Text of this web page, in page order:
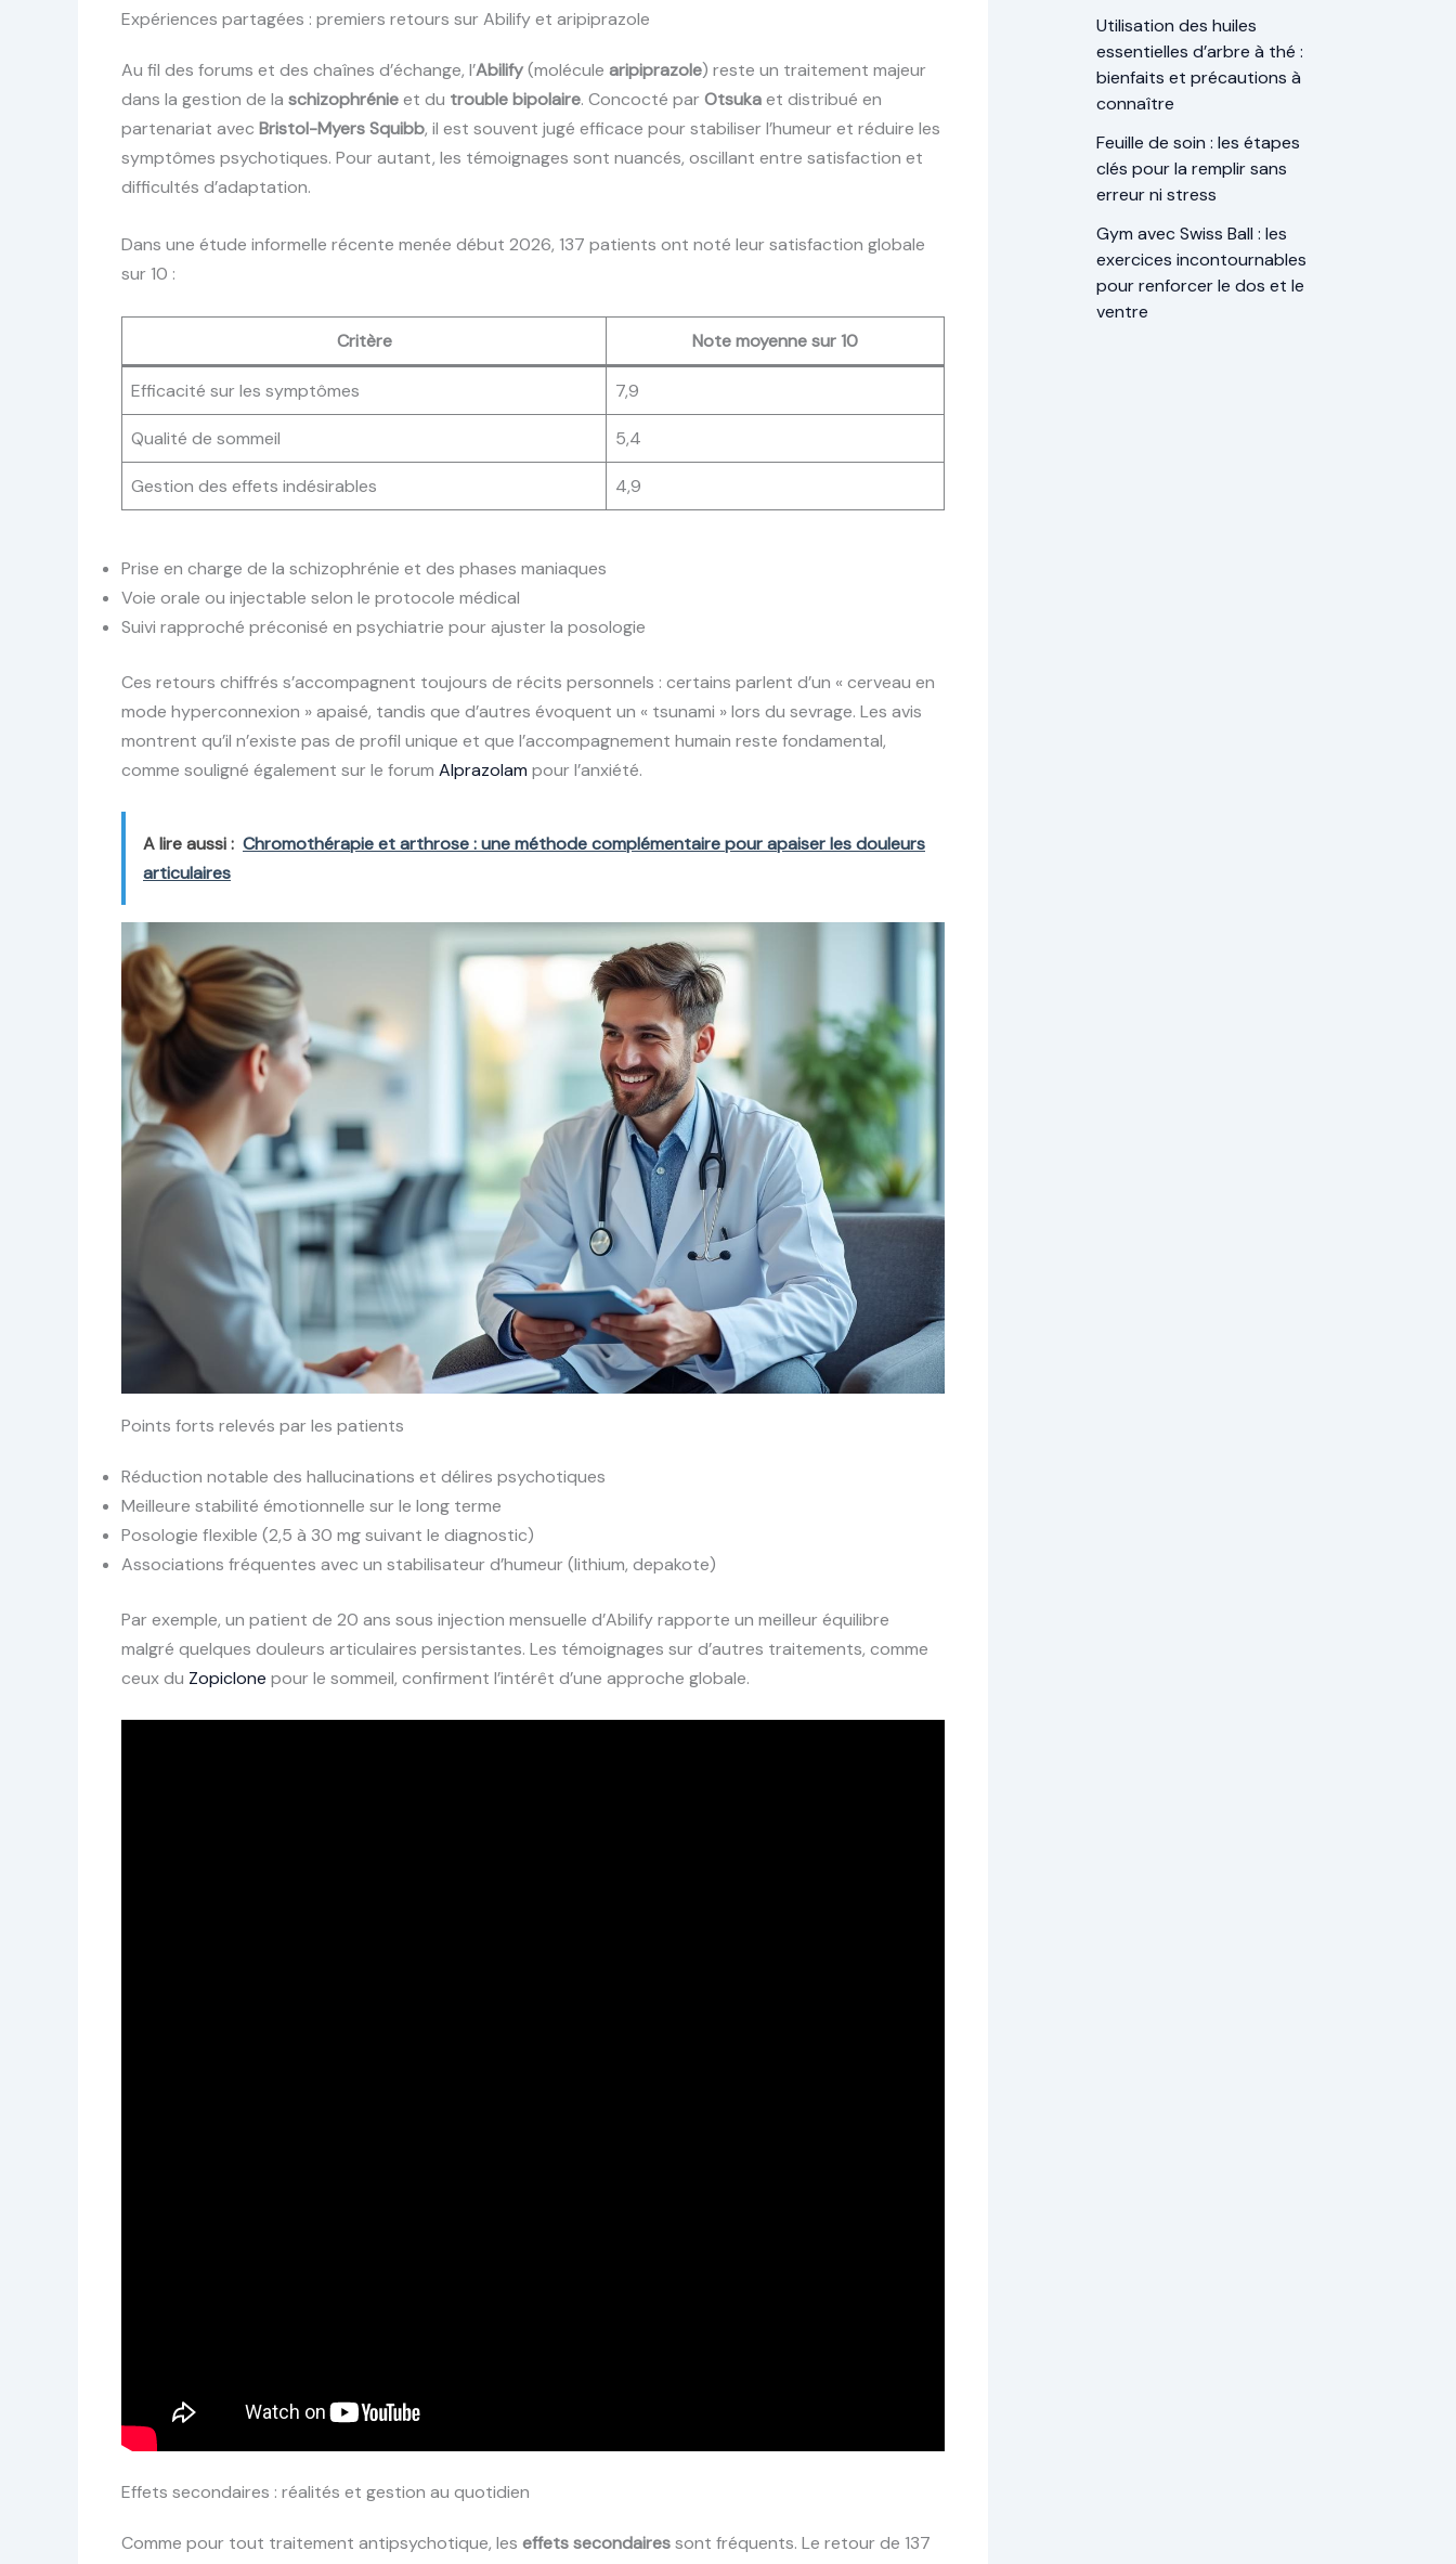
Expériences partagées : premiers retours sur Abilify et aripiprazole
Au fil des forums et des chaînes d’échange, l’Abilify(molécule aripiprazole) reste un traitement majeur
dans la gestion de la schizophrénieet du trouble bipolaire. Concocté parOtsukaet distribué en
partenariat avec Bristol-Myers Squibb, il est souvent jugé efficace pour stabiliser l’humeur et réduire les
symptômes psychotiques. Pour autant, les témoignages sont nuancés, oscillant entre satisfaction et
difficultés d’adaptation.
Dans une étude informelle récente menée début 2026, 137 patients ont noté leur satisfaction globale
sur 10 :
Critère Note moyenne sur 10
Efficacité sur les symptômes 7,9
Qualité de sommeil 5,4
Gestion des effets indésirables 4,9
Prise en charge de la schizophrénie et des phases maniaques
Voie orale ou injectable selon le protocole médical
Suivi rapproché préconisé en psychiatrie pour ajuster la posologie
Ces retours chiffrés s’accompagnent toujours de récits personnels : certains parlent d’un « cerveau en
mode hyperconnexion » apaisé, tandis que d’autres évoquent un « tsunami » lors du sevrage. Les avis
montrent qu’il n’existe pas de profil unique et que l’accompagnement humain reste fondamental,
comme souligné également sur le forum Alprazolam pour l’anxiété.
A lire aussi : Chromothérapie et arthrose : une méthode complémentaire pour apaiser les douleurs
articulaires
Points forts relevés par les patients
Réduction notable des hallucinations et délires psychotiques
Meilleure stabilité émotionnelle sur le long terme
Posologie flexible (2,5 à 30 mg suivant le diagnostic)
Associations fréquentes avec un stabilisateur d’humeur (lithium, depakote)
Par exemple, un patient de 20 ans sous injection mensuelle d’Abilify rapporte un meilleur équilibre
malgré quelques douleurs articulaires persistantes. Les témoignages sur d’autres traitements, comme
ceux du Zopiclone pour le sommeil, confirment l’intérêt d’une approche globale.
Effets secondaires : réalités et gestion au quotidien
Comme pour tout traitement antipsychotique, les effets secondairessont fréquents. Le retour de 137
Utilisation des huiles
essentielles d’arbre à thé :
bienfaits et précautions à
connaître
Feuille de soin : les étapes
clés pour la remplir sans
erreur ni stress
Gym avec Swiss Ball : les
exercices incontournables
pour renforcer le dos et le
ventre